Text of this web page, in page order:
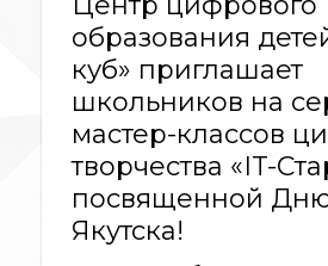
образования
куб» приглашает
школьников на
мастер-классов
творчества «IT-
посвященной
Якутска!